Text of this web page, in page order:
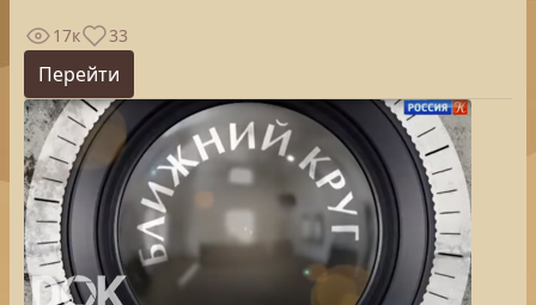
17к 33
Перейти